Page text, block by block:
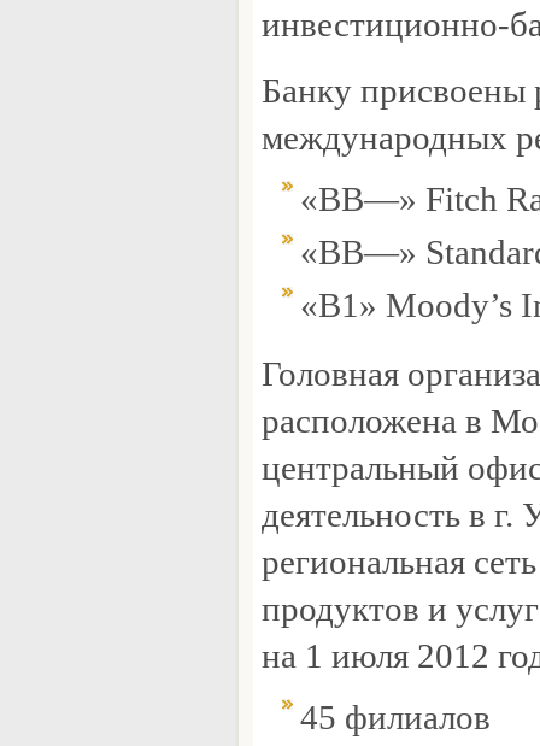
инвестиционно-
Банку присвоены
международных
«ВB—» Fitch
«ВB—»
«В1» Moody’s
Головная
расположена в
центральный
деятельность в
региональная
продуктов и
на 1 июля 2012
45 филиалов